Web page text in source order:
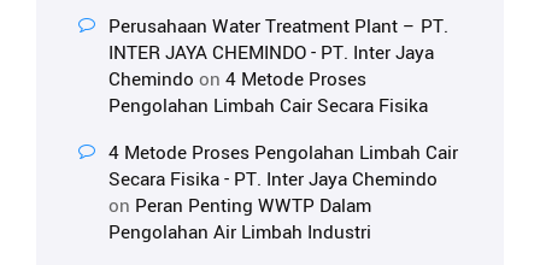
Perusahaan Water Treatment Plant – PT.
INTER JAYA CHEMINDO - PT. Inter Jaya
Chemindo on 4 Metode Proses
Pengolahan Limbah Cair Secara Fisika
4 Metode Proses Pengolahan Limbah Cair
Secara Fisika - PT. Inter Jaya Chemindo
on Peran Penting WWTP Dalam
Pengolahan Air Limbah Industri